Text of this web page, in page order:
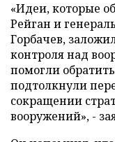
«Идеи, которые
Рейган и
Горбачев,
контроля над
помогли
подтолкнули
сокращении
вооружений», -